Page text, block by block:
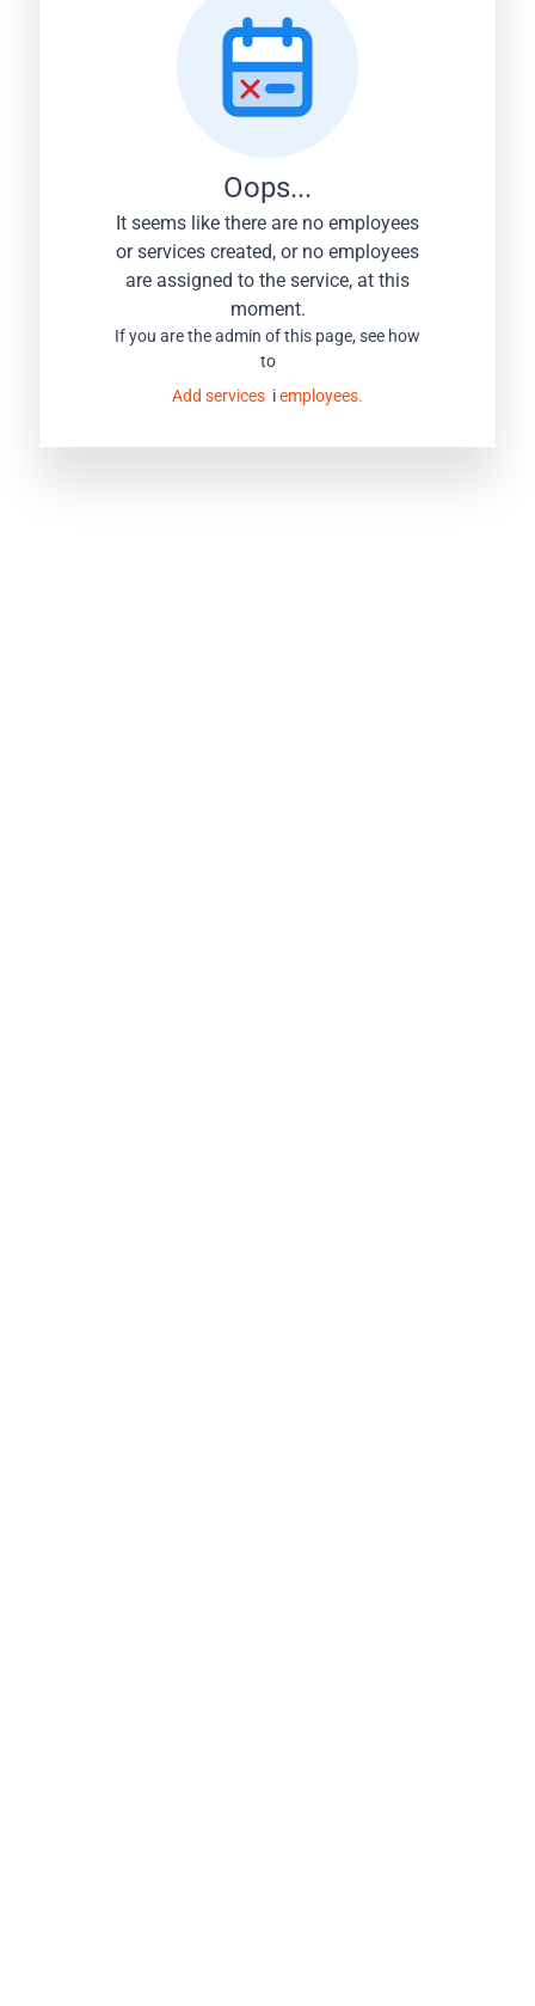
Oops...
It seems like there are no employees
or services created, or no employees
are assigned to the service, at this
moment.
If you are the admin of this page, see how
to
Add services iemployees.